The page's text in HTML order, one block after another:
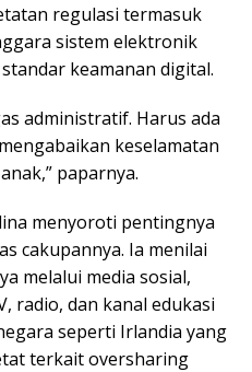
regulasi termasuk
sistem elektronik
keamanan digital.
administratif. Harus ada
keselamatan
paparnya.
menyoroti pentingnya
cakupannya. Ia menilai
melalui media sosial,
radio, dan kanal edukasi
seperti Irlandia yang
terkait oversharing